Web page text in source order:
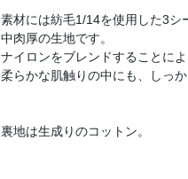
素材には紡毛1/14を使用した3シ
中肉厚の生地です。
ナイロンをブレンドすることに
柔らかな肌触りの中にも、しっ
裏地は生成りのコットン。